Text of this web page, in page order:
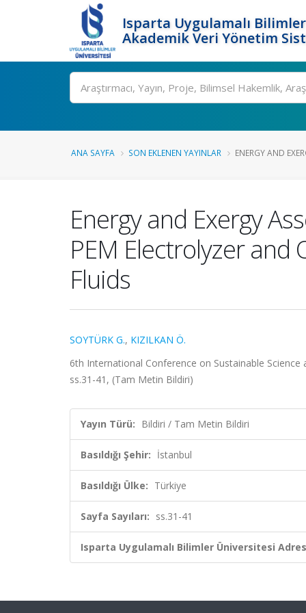
Isparta Uygulamalı
Akademik Veri Yönetim
Ara
ANA SAYFA SON EKLENEN YAYINLAR ENERGY AND
Energy and Exergy
PEM Electrolyzer and
Fluids
SOYTÜRK G., KIZILKAN Ö.
6th International Conference on Sustainable
ss.31-41, (Tam Metin Bildiri)
Yayın Türü: Bildiri / Tam Metin Bildiri
Basıldığı Şehir: İstanbul
Basıldığı Ülke: Türkiye
Sayfa Sayıları: ss.31-41
Isparta Uygulamalı Bilimler Üniversitesi